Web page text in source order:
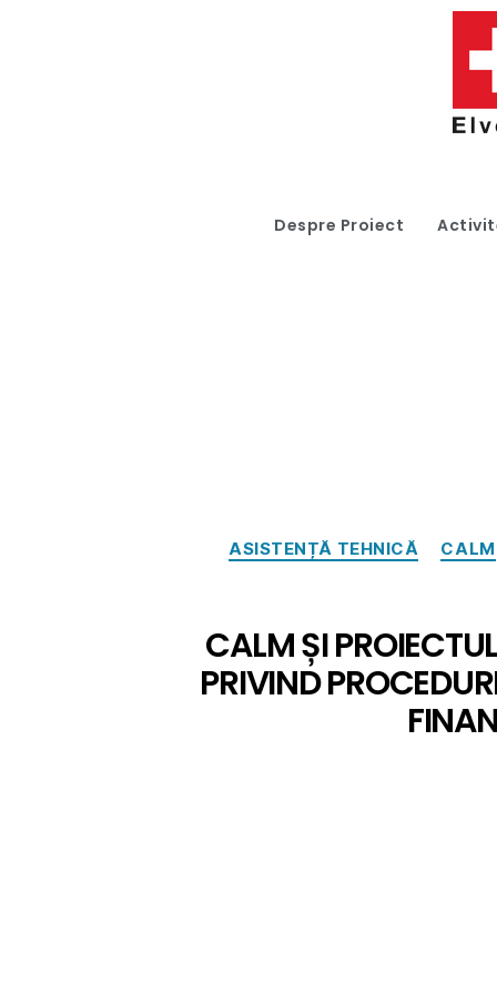
Despre Proiect
ASISTENȚĂ TEHNICĂ CALM
CALM ȘI
PRIVIND